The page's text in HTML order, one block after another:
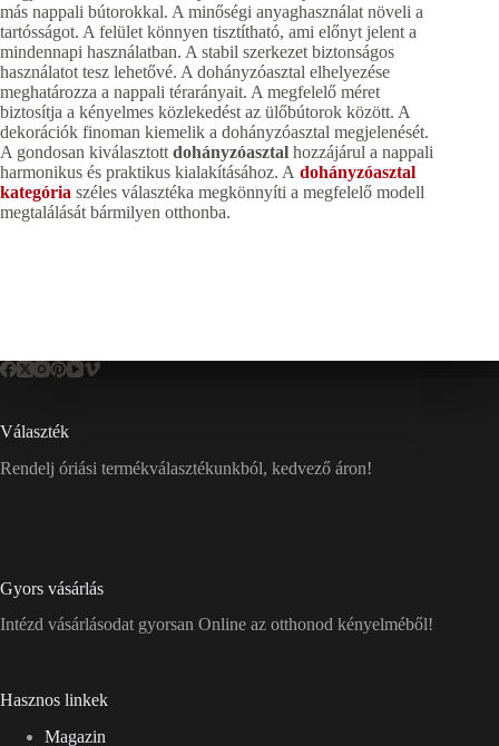
más nappali bútorokkal. A minőségi anyaghasználat növeli a
tartósságot. A felület könnyen tisztítható, ami előnyt jelent a
mindennapi használatban. A stabil szerkezet biztonságos
használatot tesz lehetővé. A dohányzóasztal elhelyezése
meghatározza a nappali térarányait. A megfelelő méret
biztosítja a kényelmes közlekedést az ülőbútorok között. A
dekorációk finoman kiemelik a dohányzóasztal megjelenését.
A gondosan kiválasztott dohányzóasztal hozzájárul a nappali
harmonikus és praktikus kialakításához. A dohányzóasztal
kategória széles választéka megkönnyíti a megfelelő modell
megtalálását bármilyen otthonba.
Választék
Rendelj óriási termékválasztékunkból, kedvező áron!
Gyors vásárlás
Intézd vásárlásodat gyorsan Online az otthonod kényelméből!
Hasznos linkek
Magazin